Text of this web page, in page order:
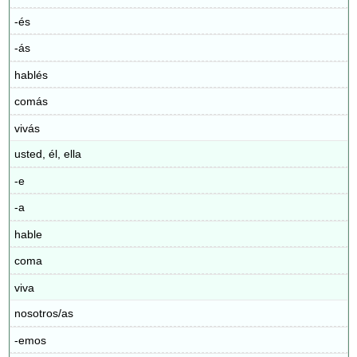
-és
-ás
hablés
comás
vivás
usted, él, ella
-e
-a
hable
coma
viva
nosotros/as
-emos